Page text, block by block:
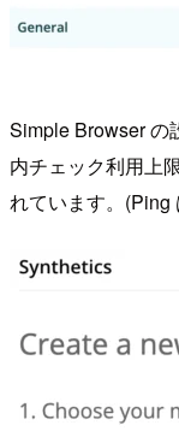
Simple Browser の
内チェック利用上
れています。(Ping